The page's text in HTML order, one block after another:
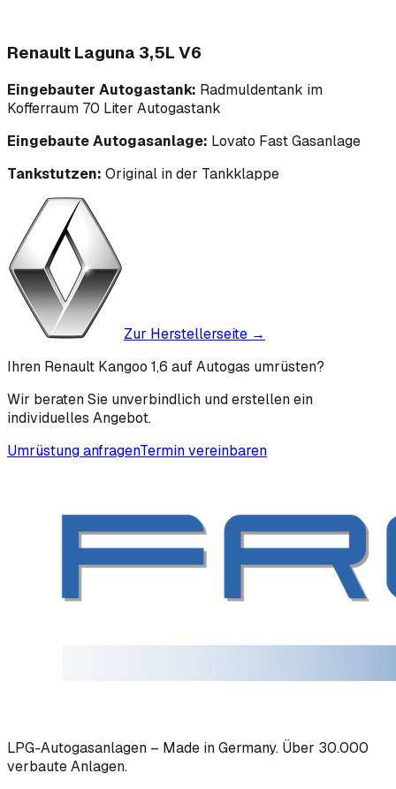
Renault Laguna 3,5L V6
Eingebauter Autogastank: Radmuldentank im
Kofferraum 70 Liter Autogastank
Eingebaute Autogasanlage: Lovato Fast Gasanlage
Tankstutzen: Original in der Tankklappe
Zur Herstellerseite →
Ihren Renault Kangoo 1,6 auf Autogas umrüsten?
Wir beraten Sie unverbindlich und erstellen ein
individuelles Angebot.
Umrüstung anfragenTermin vereinbaren
LPG-Autogasanlagen – Made in Germany. Über 30.000
verbaute Anlagen.